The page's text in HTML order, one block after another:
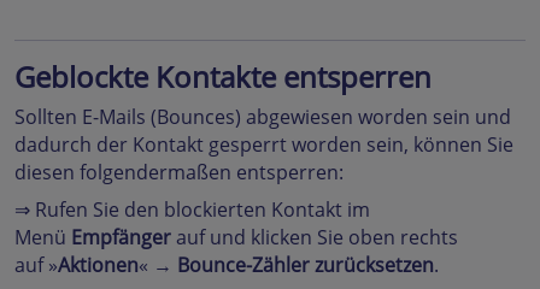
Geblockte Kontakte entsperren
Sollten E-Mails (Bounces) abgewiesen worden sein und
dadurch der Kontakt gesperrt worden sein, können Sie
diesen folgendermaßen entsperren:
⇒ Rufen Sie den blockierten Kontakt im
Menü Empfänger auf und klicken Sie oben rechts
auf »Aktionen« → Bounce-Zähler zurücksetzen.